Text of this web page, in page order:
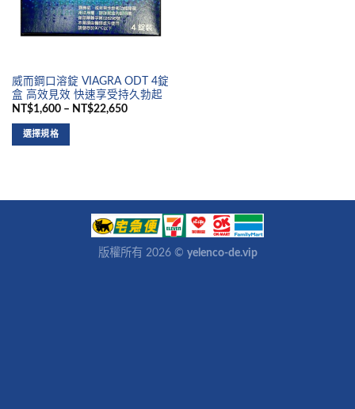
威而鋼口溶錠 VIAGRA ODT 4錠
盒 高效見效 快速享受持久勃起
NT$1,600 – NT$22,650
選擇規格
版權所有 2026 © yelenco-de.vip